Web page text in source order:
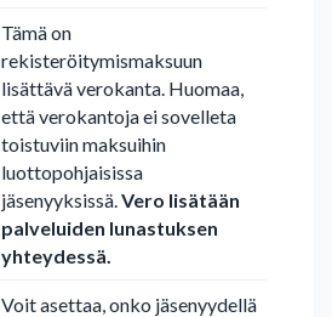
Tämä on
rekisteröitymismaksuun
lisättävä verokanta. Huomaa,
että verokantoja ei sovelleta
toistuviin maksuihin
luottopohjaisissa
jäsenyyksissä. Vero lisätään
palveluiden lunastuksen
yhteydessä.
Voit asettaa, onko jäsenyydellä